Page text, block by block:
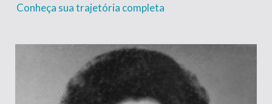
Conheça sua trajetória completa